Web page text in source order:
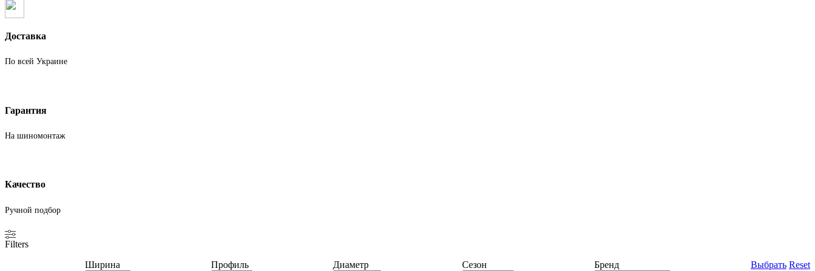
R16C
Доставка
По всей Украине
Гарантия
На шиномонтаж
Качество
Ручной подбор
Filters
Ширина
Профиль Диаметр Сезон Бренд Выбрать Reset